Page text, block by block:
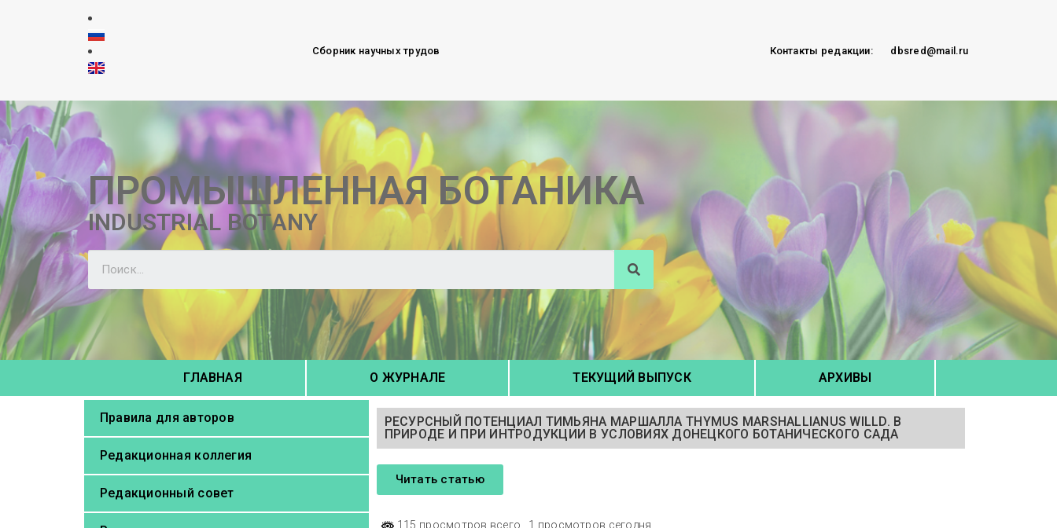
Сборник научных трудов Контакты редакции: dbsred@mail.ru
ПРОМЫШЛЕННАЯ БОТАНИКА
INDUSTRIAL BOTANY
ГЛАВНАЯ О ЖУРНАЛЕ ТЕКУЩИЙ ВЫПУСК АРХИВЫ
Правила для авторов
Редакционная коллегия
Редакционный совет
РЕСУРСНЫЙ ПОТЕНЦИАЛ ТИМЬЯНА МАРШАЛЛА THYMUS MARSHALLIANUS WILLD. В
ПРИРОДЕ И ПРИ ИНТРОДУКЦИИ В УСЛОВИЯХ ДОНЕЦКОГО БОТАНИЧЕСКОГО САДА
Читать статью
115 просмотров всего , 1 просмотров сегодня